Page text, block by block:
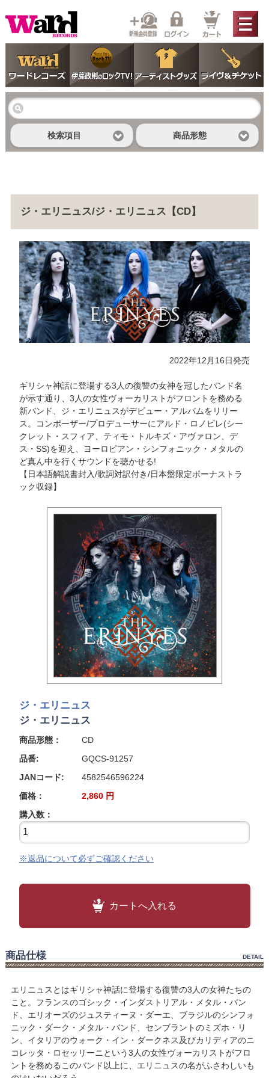
検索項目 商品形態
ジ・エリニュス/ジ・エリニュス【CD】
2022年12月16日発売
ギリシャ神話に登場する3人の復讐の女神を冠したバンド名
が示す通り、3人の女性ヴォーカリストがフロントを務める
新バンド、ジ・エリニュスがデビュー・アルバムをリリー
ス。コンポーザー/プロデューサーにアルド・ロノビレ(シー
クレット・スフィア、ティモ・トルキズ・アヴァロン、デ
ス・SS)を迎え、ヨーロピアン・シンフォニック・メタルの
ど真ん中を行くサウンドを聴かせる!
【日本語解説書封入/歌詞対訳付き/日本盤限定ボーナストラ
ック収録】
ジ・エリニュス
ジ・エリニュス
商品形態：
CD
品番:
GQCS-91257
JANコード:
4582546596224
価格：
2,860 円
購入数：
※返品について必ずご確認ください
カートへ入れる
商品仕様 DETAIL
エリニュスとはギリシャ神話に登場する復讐の3人の女神たちの
こと。フランスのゴシック・インダストリアル・メタル・バン
ド、エリオーズのジュスティーヌ・ダーエ、ブラジルのシンフォ
ニック・ダーク・メタル・バンド、センブラントのミズホ・リ
ン、イタリアのウォーク・イン・ダークネス及びカリディアのニ
コレッタ・ロセッリーニという3人の女性ヴォーカリストがフロ
ントを務めるこのバンド以上に、エリニュスの名がふさわしいも